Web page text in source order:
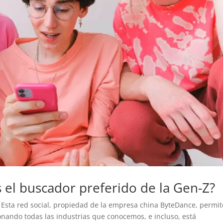
el buscador preferido de la Gen-Z?
red social, propiedad de la empresa china ByteDance,
todas las industrias que conocemos, e incluso, está